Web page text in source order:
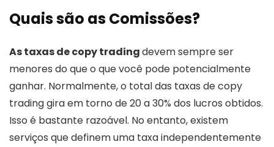
Quais são as Comissões?
As taxas de copy tradingdevem sempre ser
menores do que o que você pode potencialmente
ganhar. Normalmente, o total das taxas de copy
trading gira em torno de 20 a 30% dos lucros obtidos.
Isso é bastante razoável. No entanto, existem
serviços que definem uma taxa independentemente